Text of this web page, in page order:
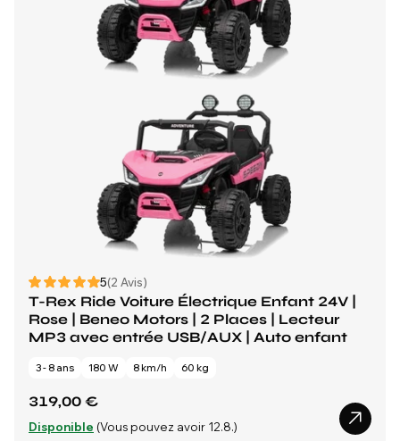
5(2 Avis)
T-Rex Ride Voiture Électrique Enfant 24V |
Rose | Beneo Motors | 2 Places | Lecteur
MP3 avec entrée USB/AUX | Auto enfant
3 - 8 ans 180 W 8 km/h 60 kg
319,00 €
Disponible (Vous pouvez avoir 12.8.)